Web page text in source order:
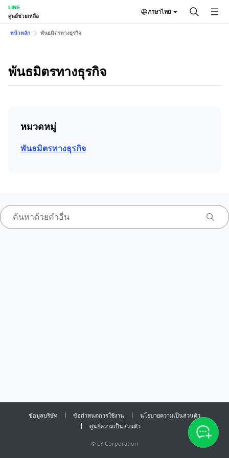
LINE
ศูนย์ช่วยเหลือ
ภาษาไทย
หน้าหลัก พันธมิตรทางธุรกิจ
พันธมิตรทางธุรกิจ
หมวดหมู่
พันธมิตรทางธุรกิจ
ข้อมูลบริษัท ข้อกำหนดการใช้งาน
นโยบายความเป็นส่วนตัว
ศูนย์ความเป็นส่วนตัว
© LY Corporation